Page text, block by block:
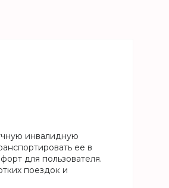
инвалидную
ее в
для пользователя.
поездок и